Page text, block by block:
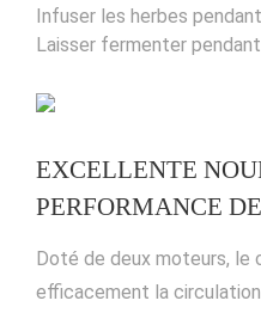
Infuser les herbes
Laisser fermenter
EXCELLENTE
PERFORMANCE
Doté de deux moteurs, le
efficacement la